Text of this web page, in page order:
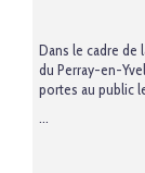
Dans le cadre de
du Perray-en-
portes au public